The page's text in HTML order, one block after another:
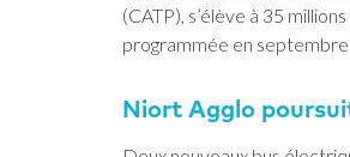
(CATP), s’élève à 35
programmée en
Niort Agglo